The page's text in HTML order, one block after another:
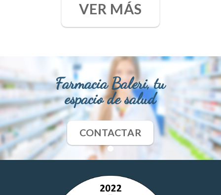
VER MÁS
Farmacia Baleri, tu
espacio de salud
CONTACTAR